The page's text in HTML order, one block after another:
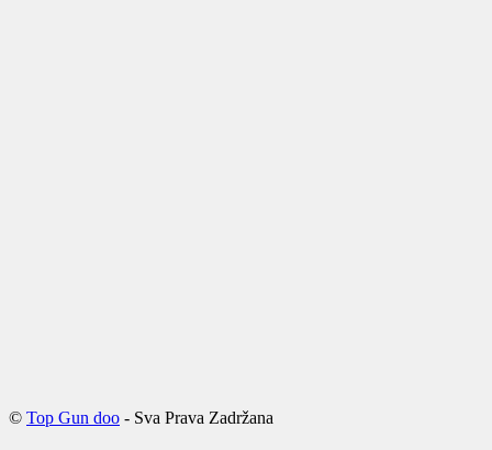
© Top Gun doo - Sva Prava Zadržana